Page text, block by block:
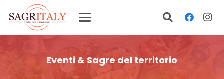
Eventi & Sagre del territorio